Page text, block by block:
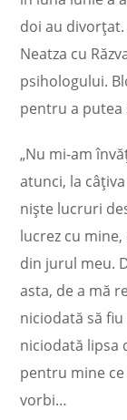
doi au
Neatza cu
psihologului.
pentru a putea
„Nu mi-am
atunci, la
niște lucruri
lucrez cu
din jurul meu.
asta, de a mă
niciodată să
niciodată lipsa
pentru mine
vorbi…